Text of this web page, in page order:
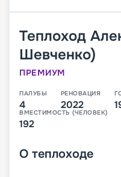
Теплоход
Шевченко)
ПРЕМИУМ
ПАЛУБЫ
4
РЕНОВАЦИЯ
2022
ВМЕСТИМОСТЬ (ЧЕЛОВЕК)
192
О теплоходе